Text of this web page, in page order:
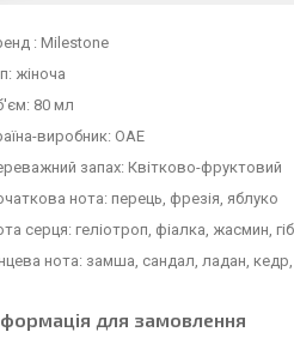
: Milestone
жіноча
80 мл
виробник: ОАЕ
запах: Квітково-фруктовий
нота: перець, фрезія, яблуко
серця: геліотроп, фіалка, жасмин,
нота: замша, сандал, ладан,
для замовлення